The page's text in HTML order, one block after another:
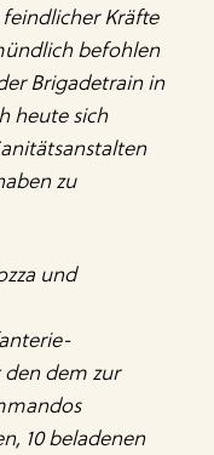
Kräfte
befohlen
Brigadetrain in
heute sich
zu
und
dem zur
10 beladenen